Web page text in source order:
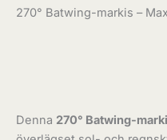
270° Batwing-markis –
Denna 270° Batwing-